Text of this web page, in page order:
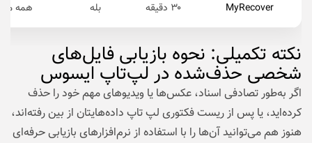
MyRecover ۳۰ دقیقه بله همه
نکته‌ تکمیلی: نحوه بازیابی فایل‌های
شخصی حذف‌شده در لپ‌تاپ ایسوس
اگر به‌طور تصادفی اسناد، عکس‌ها یا ویدیوهای مهم خود را حذف
کرده‌اید، یا پس از ریست فکتوری لپ‌ تاپ داده‌هایتان از بین رفته‌اند،
هنوز هم می‌توانید آن‌ها را با استفاده از نرم‌افزارهای بازیابی حرفه‌ای